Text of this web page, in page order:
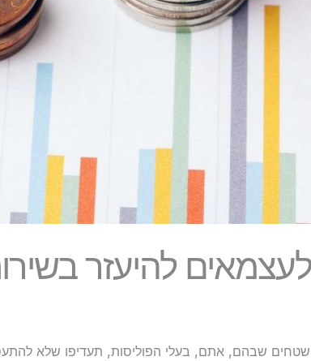
להיעזר
שבהם, אתם, בעלי הפוליסות, תעדיפו שלא